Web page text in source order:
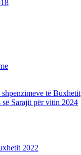
të Buxhetit
Sarajit për vitin 2024
2022